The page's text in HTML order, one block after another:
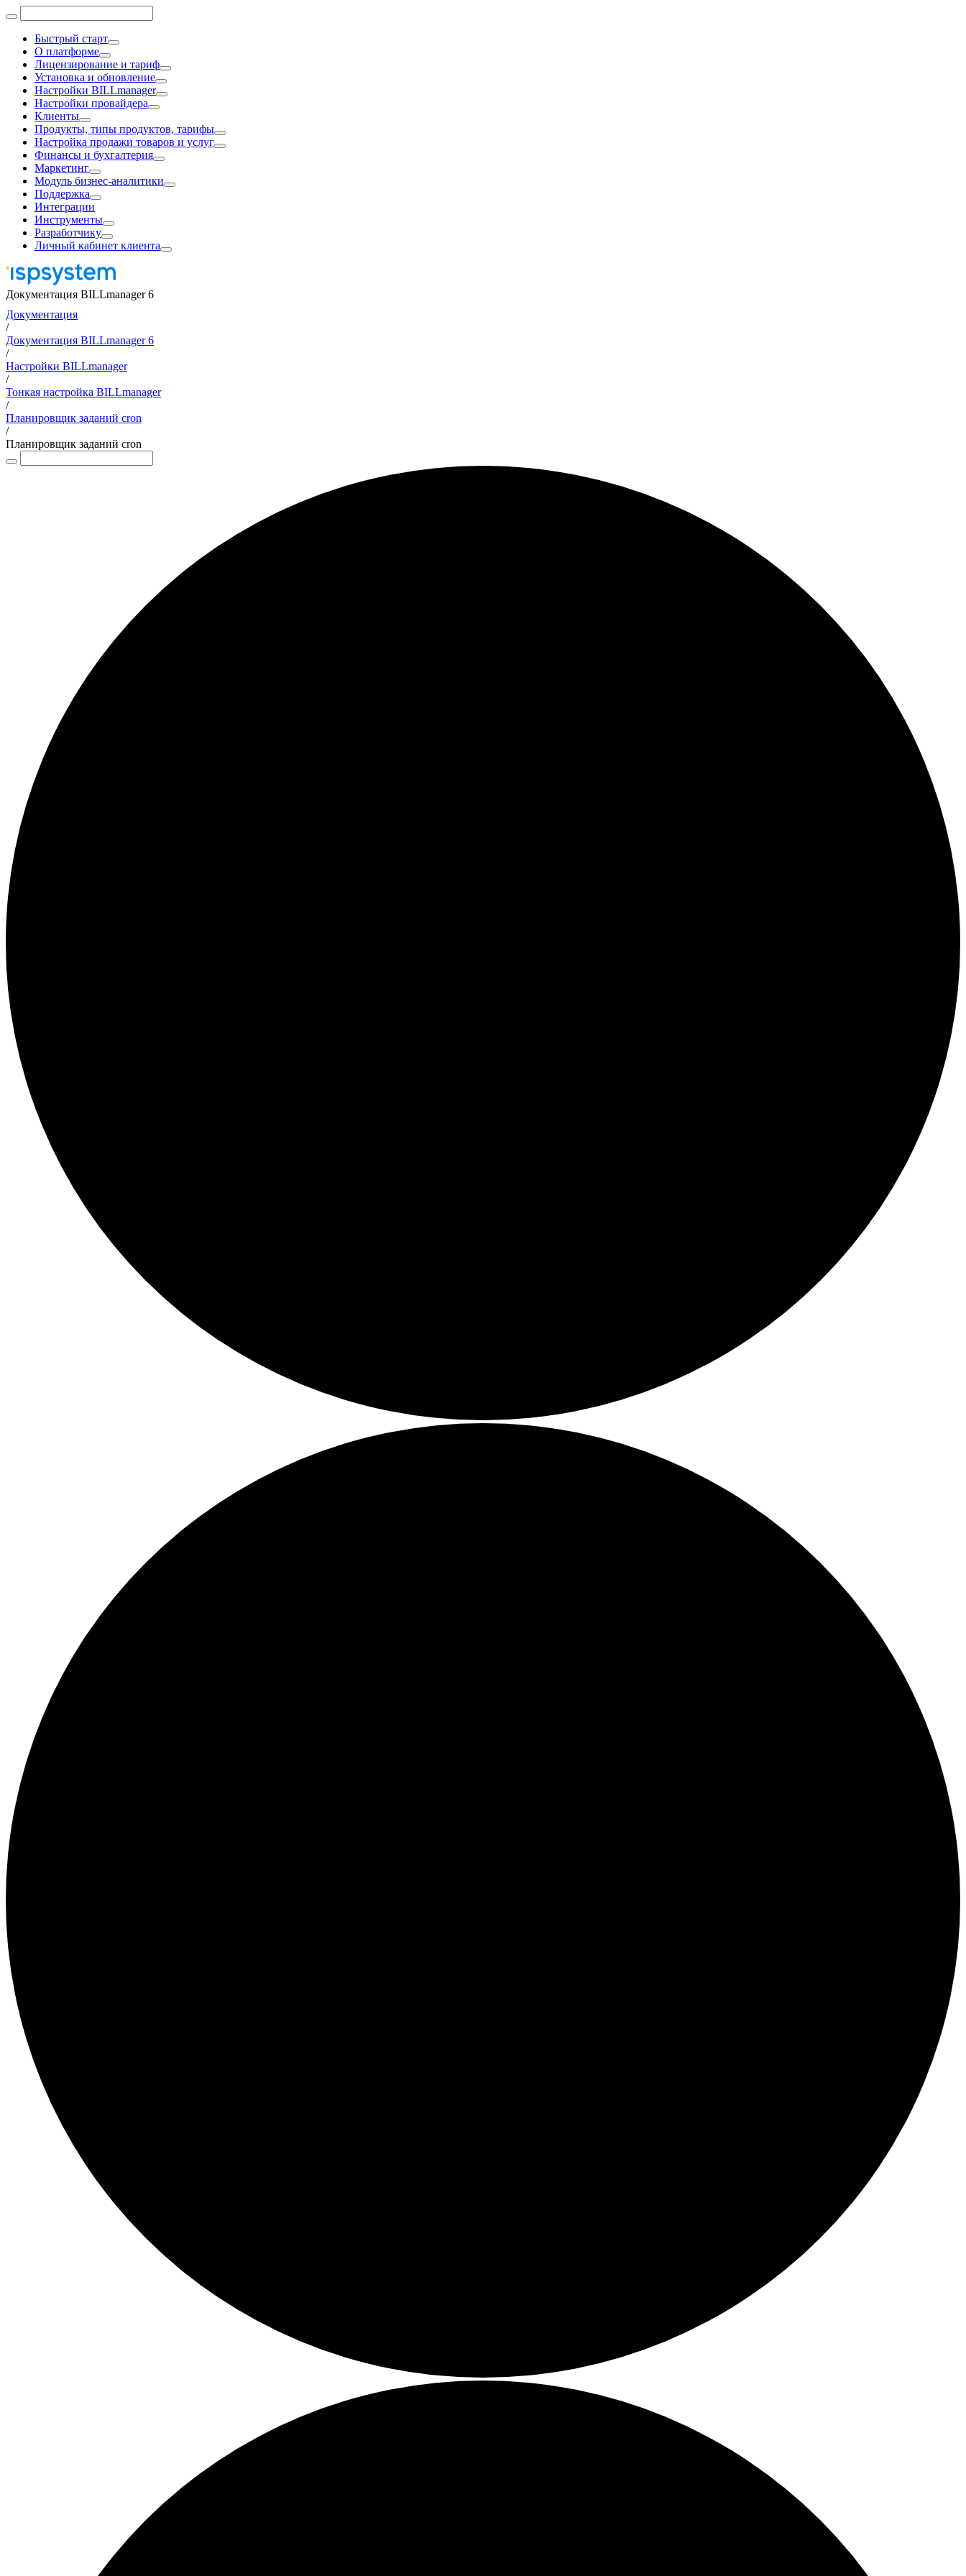
Быстрый старт
О платформе
Лицензирование и тариф
Установка и обновление
Настройки BILLmanager
Настройки провайдера
Клиенты
Продукты, типы продуктов, тарифы
Настройка продажи товаров и услуг
Финансы и бухгалтерия
Маркетинг
Модуль бизнес-аналитики
Поддержка
Интеграции
Инструменты
Разработчику
Личный кабинет клиента
Документация BILLmanager 6
Документация
/
Документация BILLmanager 6
/
Настройки BILLmanager
/
Тонкая настройка BILLmanager
/
Планировщик заданий cron
/
Планировщик заданий cron